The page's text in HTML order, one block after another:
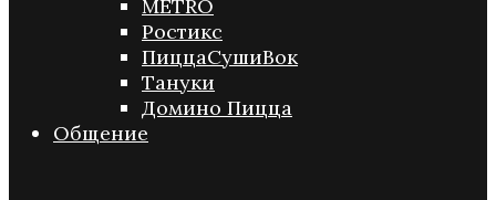
METRO
Ростикс
ПиццаСушиВок
Тануки
Домино Пицца
Общение